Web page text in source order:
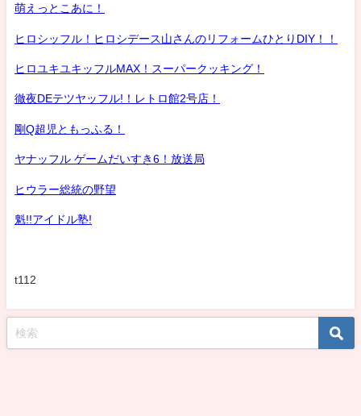
萌えっとこあに！
ヒロシッフル！ヒロシデース山さんのリフォームひとりDIY！！
ヒロユキユキッフルMAX！スーパークッキング！
徹夜DEテツヤッフル!！レトロ館2号店！
剛Q超児ともっふる！
ヤナッフル ゲームだいすき6！放送局
ヒウラー総統の野望
魁!!アイドル塾!
t112